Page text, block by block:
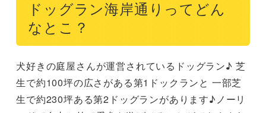
ドッグラン海岸通りってどん
なとこ？
犬好きの庭屋さんが運営されているドッグラン♪ 芝
生で約100坪の広さがある第1ドックランと 一部芝
生で約230坪ある第2ドッグランがあります♪ノーリ